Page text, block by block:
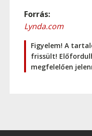
Forrás:
Lynda.com
Figyelem! A
frissült!
megfelelően